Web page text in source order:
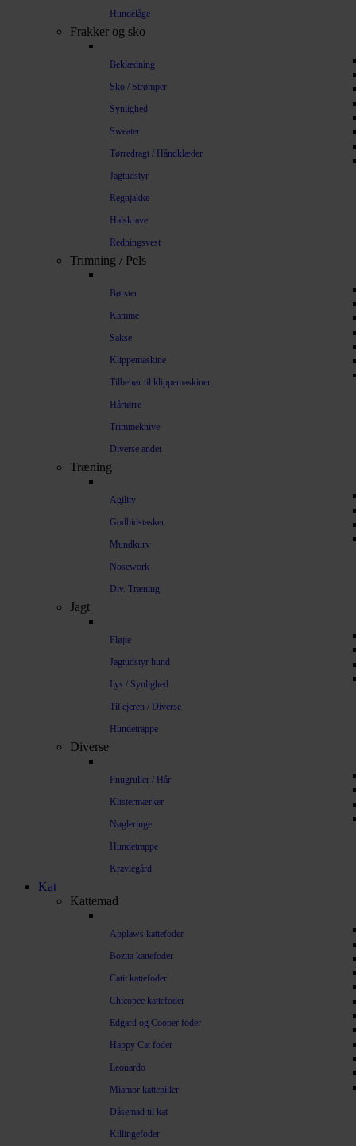
Hundelåge
Frakker og sko
Beklædning
Sko / Strømper
Synlighed
Sweater
Tørredragt / Håndklæder
Jagtudstyr
Regnjakke
Halskrave
Redningsvest
Trimning / Pels
Børster
Kamme
Sakse
Klippemaskine
Tilbehør til klippemaskiner
Hårtørre
Trimmeknive
Diverse andet
Træning
Agility
Godbidstasker
Mundkurv
Nosework
Div. Træning
Jagt
Fløjte
Jagtudstyr hund
Lys / Synlighed
Til ejeren / Diverse
Hundetrappe
Diverse
Fnugruller / Hår
Klistermærker
Nøgleringe
Hundetrappe
Kravlegård
Kat
Kattemad
Applaws kattefoder
Bozita kattefoder
Catit kattefoder
Chicopee kattefoder
Edgard og Cooper foder
Happy Cat foder
Leonardo
Miamor kattepiller
Dåsemad til kat
Killingefoder